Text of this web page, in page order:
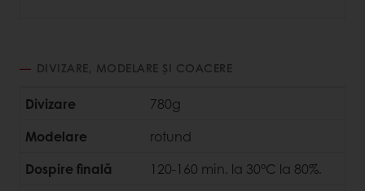
DIVIZARE, MODELARE ȘI COACERE
Divizare
780g
Modelare
rotund
Dospire finală
120-160 min. la 30°C la 80%.